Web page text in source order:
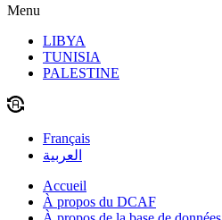
Menu
LIBYA
TUNISIA
PALESTINE
Français
العربية
Accueil
À propos du DCAF